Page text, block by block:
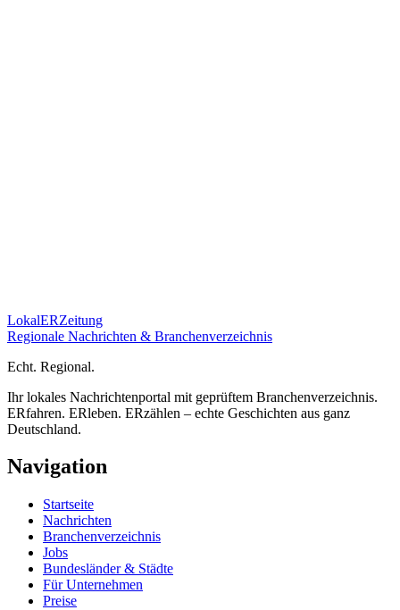
LokalERZeitung
Regionale Nachrichten & Branchenverzeichnis
Echt. Regional.
Ihr lokales Nachrichtenportal mit geprüftem Branchenverzeichnis.
ERfahren. ERleben. ERzählen – echte Geschichten aus ganz
Deutschland.
Navigation
Startseite
Nachrichten
Branchenverzeichnis
Jobs
Bundesländer & Städte
Für Unternehmen
Preise